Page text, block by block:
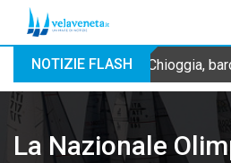
NOTIZIE FLASH Chioggia,
La Nazionale